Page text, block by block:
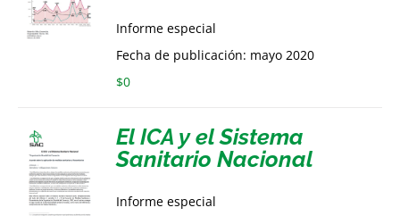
Informe especial
Fecha de publicación: mayo 2020
$0
El ICA y el Sistema
Sanitario Nacional
Informe especial